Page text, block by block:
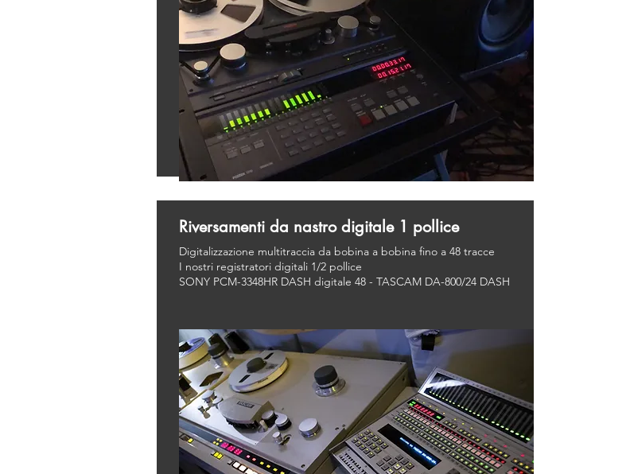
Riversamenti da nastro digitale 1 pollice
Digitalizzazione multitraccia da bobina a bobina fino a 48 tracce
I nostri registratori digitali 1/2 pollice
SONY PCM-3348HR DASH digitale 48 - TASCAM DA-800/24 DASH